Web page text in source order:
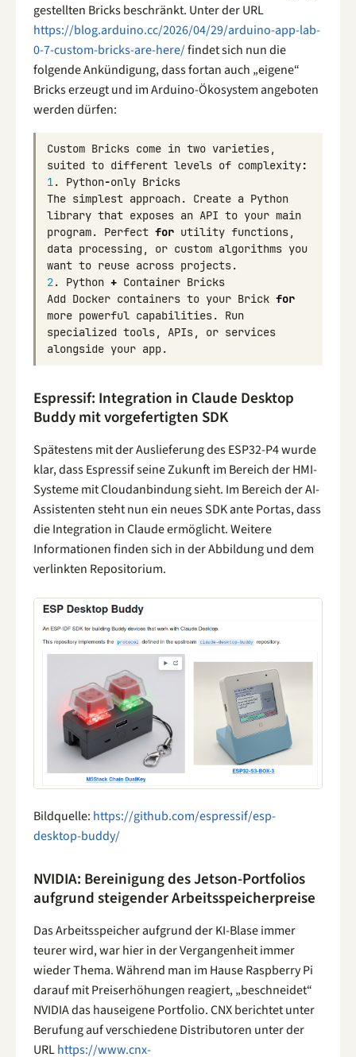
gestellten Bricks beschränkt. Unter der URL
https://blog.arduino.cc/2026/04/29/arduino-app-lab-
0-7-custom-bricks-are-here/findet sich nun die
folgende Ankündigung, dass fortan auch „eigene“
Bricks erzeugt und im Arduino-Ökosystem angeboten
werden dürfen:
Custom Bricks come in two varieties,
suited to different levels of complexity:
1. Python-only Bricks
The simplest approach. Create a Python
library that exposes an API to your main
program. Perfect for utility functions,
data processing , or custom algorithms you
want to reuse across projects.
2. Python + Container Bricks
Add Docker containers to your Brick for
more powerful capabilities.
Run
specialized tools, APIs, or services
alongside your app.
Espressif: Integration in Claude Desktop
Buddy mit vorgefertigten SDK
Spätestens mit der Auslieferung des ESP32-P4 wurde
klar, dass Espressif seine Zukunft im Bereich der HMI-
Systeme mit Cloudanbindung sieht. Im Bereich der AI-
Assistenten steht nun ein neues SDK ante Portas, dass
die Integration in Claude ermöglicht. Weitere
Informationen finden sich in der Abbildung und dem
verlinkten Repositorium.
Bildquelle: https://github.com/espressif/esp-
desktop-buddy/
NVIDIA: Bereinigung des Jetson-Portfolios
aufgrund steigender Arbeitsspeicherpreise
Das Arbeitsspeicher aufgrund der KI-Blase immer
teurer wird, war hier in der Vergangenheit immer
wieder Thema. Während man im Hause Raspberry Pi
darauf mit Preiserhöhungen reagiert, „beschneidet“
NVIDIA das hauseigene Portfolio. CNX berichtet unter
Berufung auf verschiedene Distributoren unter der
URLhttps://www.cnx-